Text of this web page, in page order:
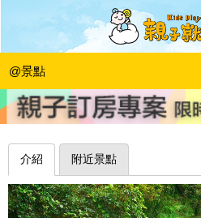
@景點
蝴蝶環繞，魚群相隨
寮溪蕨類觀魚步道
1＋1＝3 玩學樂生活|2014-06-10
介紹 附近景點